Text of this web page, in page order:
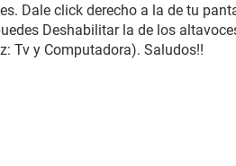
Dale click derecho a la de tu
Deshabilitar la de los
Tv y Computadora). Saludos!!